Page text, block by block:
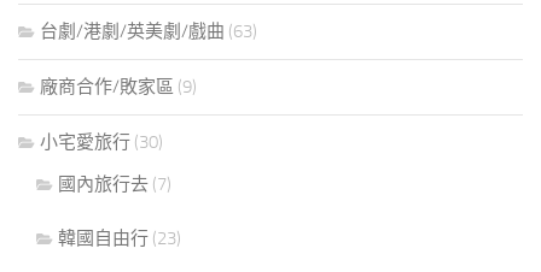
台劇/港劇/英美劇/戲曲 (63)
廠商合作/敗家區 (9)
小宅愛旅行 (30)
國內旅行去 (7)
韓國自由行 (23)